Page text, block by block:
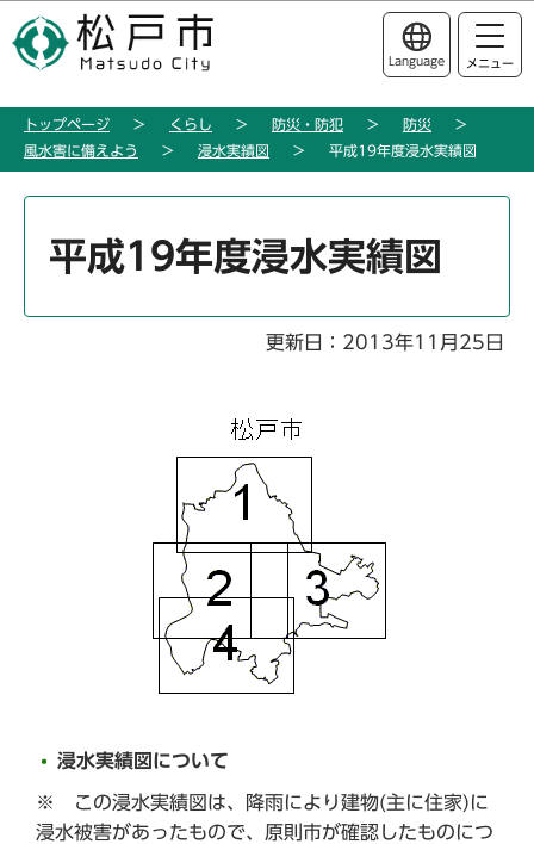
の
ー
このページの本文へ移動
Language メニュー
トップページ くらし 防災・防犯
防災
風水害に備えよう
浸水実績図 平成19年度浸水実績図
平成19年度浸水実績図
更新日：2013年11月25日
浸水実績図について
※ この浸水実績図は、降雨により建物(主に住家)に
浸水被害があったもので、原則市が確認したものにつ